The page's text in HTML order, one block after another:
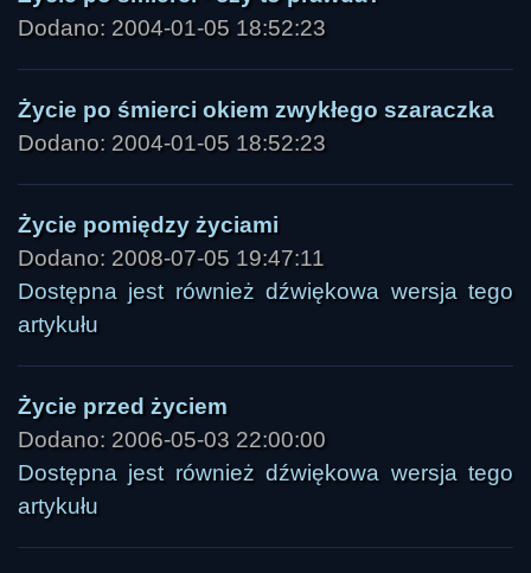
Dodano: 2004-01-05 18:52:23
Życie po śmierci okiem zwykłego szaraczka
Dodano: 2004-01-05 18:52:23
Życie pomiędzy życiami
Dodano: 2008-07-05 19:47:11
Dostępna jest również dźwiękowa wersja tego
artykułu
Życie przed życiem
Dodano: 2006-05-03 22:00:00
Dostępna jest również dźwiękowa wersja tego
artykułu